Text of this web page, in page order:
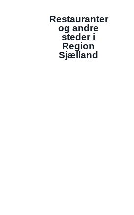
Restauranter
og andre
steder i
Region
Sjælland